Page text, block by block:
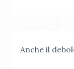
Anche il